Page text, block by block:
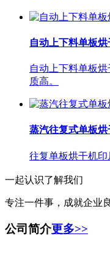
自动上下料单板烘
自动上下料单板
质高。
蒸汽往复式单板
往复单板烘干机印
一起认识了解我们
专注一件事，成就企业
公司简介更多>>